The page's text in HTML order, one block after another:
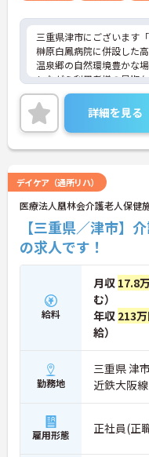
三重県津市にございます
榊原白鳳病院に併設した
温泉郷の自然環境豊かな
しながら利用者様の早期
す。医療機関併設という
けでなく働く職員も安心
また、24時間365日利用
ますので子育てをしてい
ますよ！
詳細をお話しいたします
い！
詳細を見る
デイケア（通所リハ）
医療法人凰林会介護老人保
【三重県／津市】
の求人です！
給料
月収 17.8
む）
年収 213
給）
勤務地
三重県 津
近鉄大阪
雇用形態 正社員(正